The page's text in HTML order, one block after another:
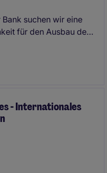
suchen wir eine
für den Ausbau des
grössere KMU und
langfristige
- Internationales